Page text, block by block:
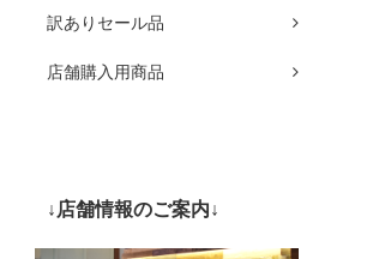
訳ありセール品
店舗購入用商品
↓店舗情報のご案内↓